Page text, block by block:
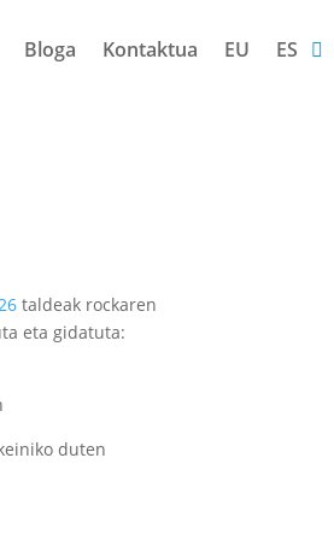
Bloga Kontaktua EU ES
taldeak rockaren
eta gidatuta:
duten